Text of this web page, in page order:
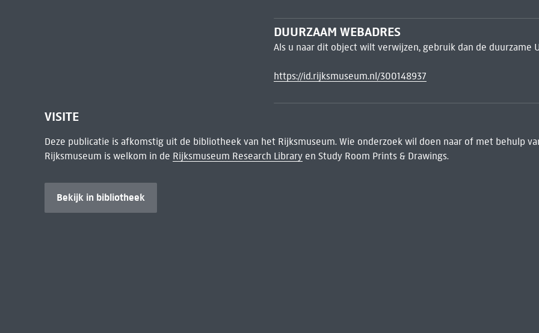
DUURZAAM WEBADRES
Als u naar dit object wilt verwijzen, gebruik dan de duurzame
https://id.rijksmuseum.nl/300148937
VISITE
Deze publicatie is afkomstig uit de bibliotheek van het Rijksmuseum. Wie onderzoek wil doen naar of met behulp
Rijksmuseum is welkom in de Rijksmuseum Research Libraryen Study Room Prints & Drawings.
Bekijk in bibliotheek